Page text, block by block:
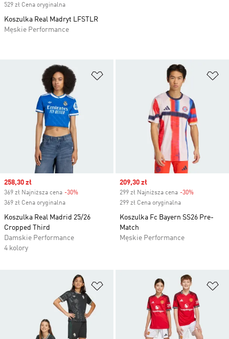
Dodaj do listy życzeń
Sale price
258,30 zł
369 zł Najniższa cena -30%
369 zł Cena oryginalna
Koszulka Real Madrid 25/26
Cropped Third
Damskie Performance
4 kolory
Sale price
209,30 zł
299 zł Najniższa cena -30%
299 zł Cena oryginalna
Koszulka Fc Bayern SS26 Pre-
Match
Męskie Performance
Dodaj do listy życzeń
529 zł Cena oryginalna
Koszulka Real Madryt LFSTLR
Męskie Performance